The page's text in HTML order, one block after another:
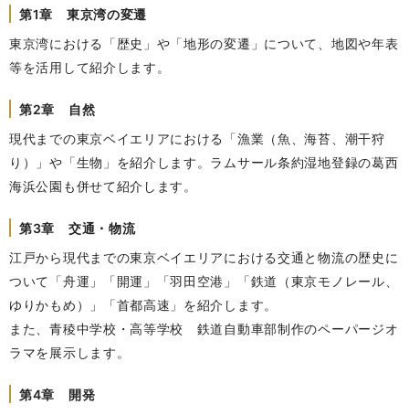
第1章 東京湾の変遷
東京湾における「歴史」や「地形の変遷」について、地図や年表
等を活用して紹介します。
第2章 自然
現代までの東京ベイエリアにおける「漁業（魚、海苔、潮干狩
り）」や「生物」を紹介します。ラムサール条約湿地登録の葛西
海浜公園も併せて紹介します。
第3章 交通・物流
江戸から現代までの東京ベイエリアにおける交通と物流の歴史に
ついて「舟運」「開運」「羽田空港」「鉄道（東京モノレール、
ゆりかもめ）」「首都高速」を紹介します。
また、青稜中学校・高等学校 鉄道自動車部制作のペーパージオ
ラマを展示します。
第4章 開発